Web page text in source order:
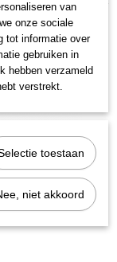
van
onze sociale
tot informatie over
gebruiken in
hebben verzameld
verstrekt.
toestaan
niet akkoord